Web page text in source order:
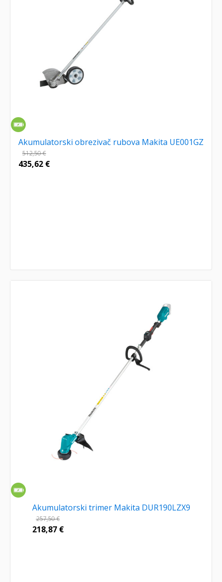
Akumulatorski obrezivač rubova Makita UE001GZ
512,50€
435,62 €
Akumulatorski trimer Makita DUR190LZX9
257,50€
218,87 €